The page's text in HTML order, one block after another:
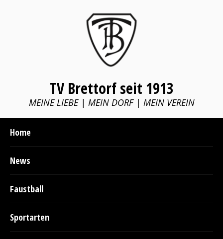
TV Brettorf seit 1913
MEINE LIEBE | MEIN DORF | MEIN VEREIN
Home
News
Faustball
Sportarten